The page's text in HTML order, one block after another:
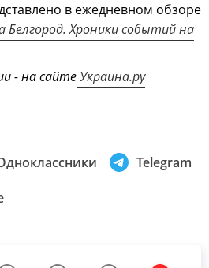
в ежедневном обзоре
Белгород. Хроники событий на
- на сайтеУкраина.ру
Telegram